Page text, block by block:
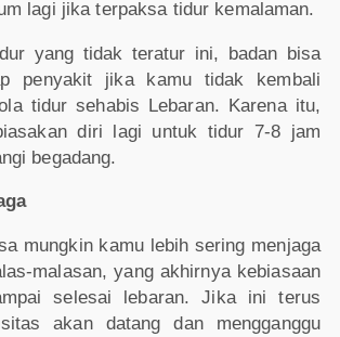
lagi jika terpaksa tidur kemalaman.
yang tidak teratur ini, badan bisa
penyakit jika kamu tidak kembali
tidur sehabis Lebaran. Karena itu,
diri lagi untuk tidur 7-8 jam
begadang.
mungkin kamu lebih sering menjaga
malasan, yang akhirnya kebiasaan
selesai lebaran. Jika ini terus
akan datang dan mengganggu